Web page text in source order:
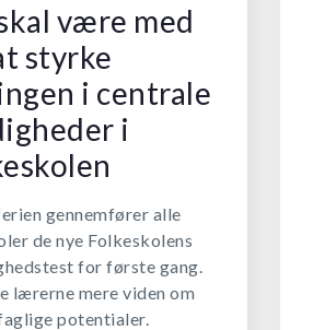
være med
styrke
i centrale
i
gennemfører alle
de nye Folkeskolens
for første gang.
lærerne mere viden om
potentialer.